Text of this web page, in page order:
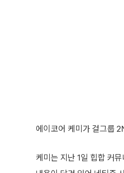
에이코어 케미가 걸그룹
케미는 지난 1일 힙합 커